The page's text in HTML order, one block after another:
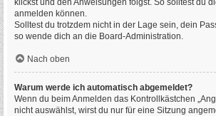
klickst und den Anweisungen folgst. So solltest du
anmelden können.
Solltest du trotzdem nicht in der Lage sein, dein
so wende dich an die Board-Administration.
Nach oben
Warum werde ich automatisch abgemeldet?
Wenn du beim Anmelden das Kontrollkästchen
nicht auswählst, wirst du nur für eine Sitzung